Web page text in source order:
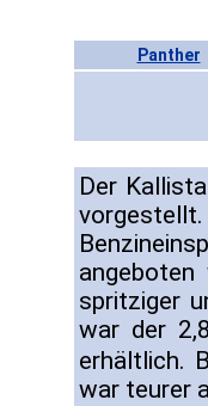
Panther
Der
spritziger
war der
erhältlich.
war teurer